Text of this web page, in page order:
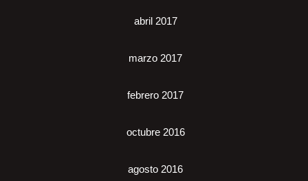
abril 2017
marzo 2017
febrero 2017
octubre 2016
agosto 2016